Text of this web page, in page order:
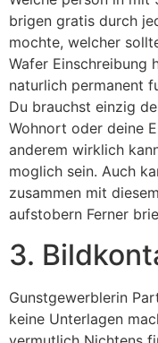
brigen gratis durch
mochte, welcher
Wafer Einschreibung
naturlich permanent
Du brauchst einzig
Wohnort oder deine
anderem wirklich
moglich sein. Auch
zusammen mit
aufstobern Ferner
3.
Gunstgewerblerin
keine Unterlagen